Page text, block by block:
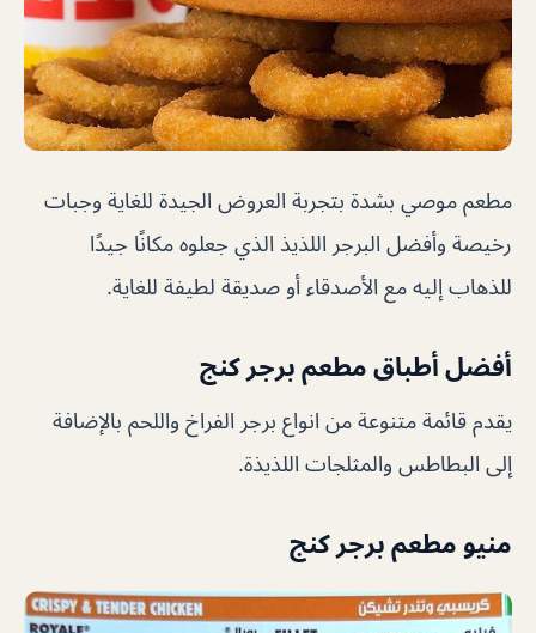
مطعم موصي بشدة بتجربة العروض الجيدة للغاية وجبات
رخيصة وأفضل البرجر اللذيذ الذي جعلوه مكانًا جيدًا
للذهاب إليه مع الأصدقاء أو صديقة لطيفة للغاية.
أفضل أطباق مطعم برجر كنج
يقدم قائمة متنوعة من انواع برجر الفراخ واللحم بالإضافة
إلى البطاطس والمثلجات اللذيذة.
منيو مطعم برجر كنج